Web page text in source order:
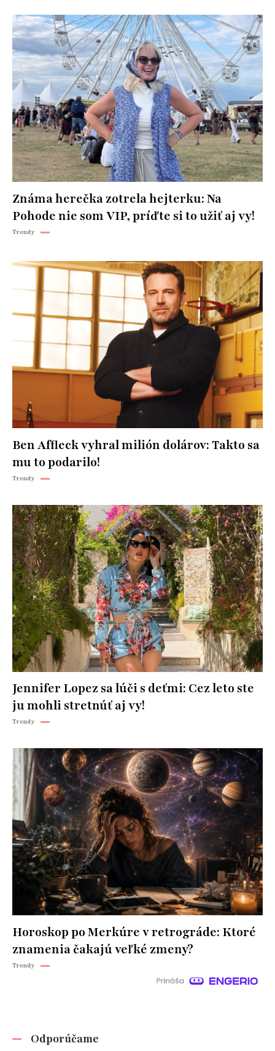
Známa herečka zotrela hejterku: Na
Pohode nie som VIP, príďte si to užiť aj vy!
Trendy
Ben Affleck vyhral milión dolárov: Takto sa
mu to podarilo!
Trendy
Jennifer Lopez sa lúči s deťmi: Cez leto ste
ju mohli stretnúť aj vy!
Trendy
Horoskop po Merkúre v retrográde: Ktoré
znamenia čakajú veľké zmeny?
Trendy
Odporúčame